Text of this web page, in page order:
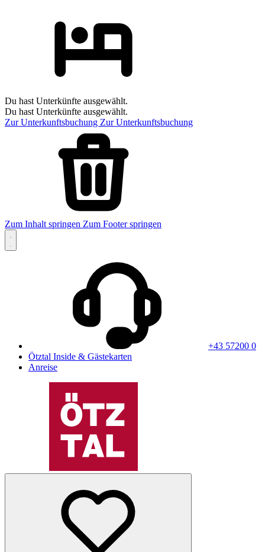
Du hast Unterkünfte ausgewählt.
Du hast Unterkünfte ausgewählt.
Zur Unterkunftsbuchung Zur Unterkunftsbuchung
Zum Inhalt springen Zum Footer springen
+43 57200 0
Ötztal Inside & Gästekarten
Anreise